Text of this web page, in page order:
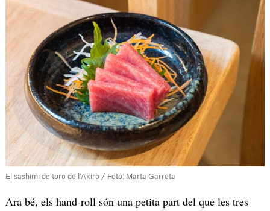
El sashimi de toro de l’Akiro / Foto: Marta Garreta
Ara bé, els hand-roll són una petita part del que les tres